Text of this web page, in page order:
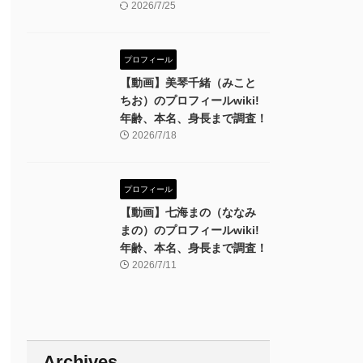
2026/7/25
プロフィール
【動画】美琴千緒（みこと
ちお）のプロフィールwiki!
年齢、本名、身長まで調査！
2026/7/18
プロフィール
【動画】七海まの（ななみ
まの）のプロフィールwiki!
年齢、本名、身長まで調査！
2026/7/11